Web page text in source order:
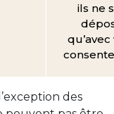
ils ne
des